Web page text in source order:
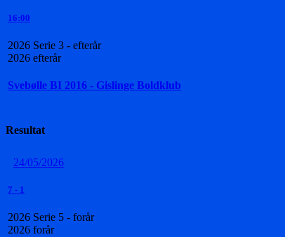
16:00
2026 Serie 3 - efterår
2026 efterår
Svebølle BI 2016 - Gislinge Boldklub
Resultat
24/05/2026
7 - 1
2026 Serie 5 - forår
2026 forår